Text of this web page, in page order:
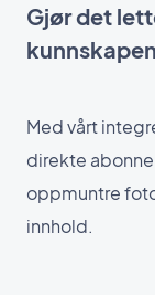
Gjør det
Med vårt
direkte
oppmuntre
innhold.